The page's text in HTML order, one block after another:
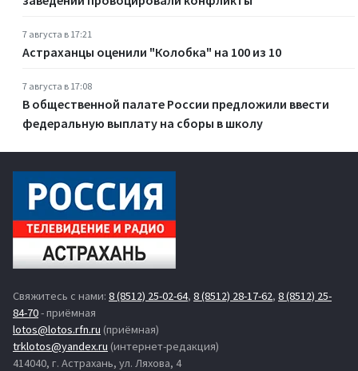
7 августа в 17:21
Астраханцы оценили "Колобка" на 100 из 10
7 августа в 17:08
В общественной палате России предложили ввести
федеральную выплату на сборы в школу
Свяжитесь с нами: 8 (8512) 25-02-64, 8 (8512) 28-17-62, 8 (8512) 25-
84-70- приёмная
lotos@lotos.rfn.ru (приёмная)
trklotos@yandex.ru (интернет-редакция)
414040, г. Астрахань, ул. Ляхова, 4